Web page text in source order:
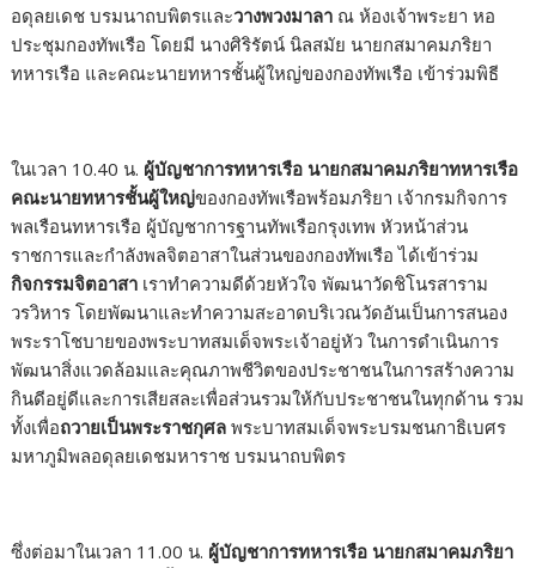
อดุลยเดช บรมนาถบพิตรและวางพวงมาลา ณ ห้องเจ้าพระยา หอ
ประชุมกองทัพเรือ โดยมี นางศิริรัตน์ นิลสมัย นายกสมาคมภริยา
ทหารเรือ และคณะนายทหารชั้นผู้ใหญ่ของกองทัพเรือ เข้าร่วมพิธี
ในเวลา 10.40 น. ผู้บัญชาการทหารเรือ นายกสมาคมภริยาทหารเรือ
คณะนายทหารชั้นผู้ใหญ่ของกองทัพเรือพร้อมภริยา เจ้ากรมกิจการ
พลเรือนทหารเรือ ผู้บัญชาการฐานทัพเรือกรุงเทพ หัวหน้าส่วน
ราชการและกำลังพลจิตอาสาในส่วนของกองทัพเรือ ได้เข้าร่วม
กิจกรรมจิตอาสา เราทำความดีด้วยหัวใจ พัฒนาวัดชิโนรสาราม
วรวิหาร โดยพัฒนาและทำความสะอาดบริเวณวัดอันเป็นการสนอง
พระราโชบายของพระบาทสมเด็จพระเจ้าอยู่หัว ในการดำเนินการ
พัฒนาสิ่งแวดล้อมและคุณภาพชีวิตของประชาชนในการสร้างความ
กินดีอยู่ดีและการเสียสละเพื่อส่วนรวมให้กับประชาชนในทุกด้าน รวม
ทั้งเพื่อถวายเป็นพระราชกุศล พระบาทสมเด็จพระบรมชนกาธิเบศร
มหาภูมิพลอดุลยเดชมหาราช บรมนาถบพิตร
ซึ่งต่อมาในเวลา 11.00 น. ผู้บัญชาการทหารเรือ นายกสมาคมภริยา